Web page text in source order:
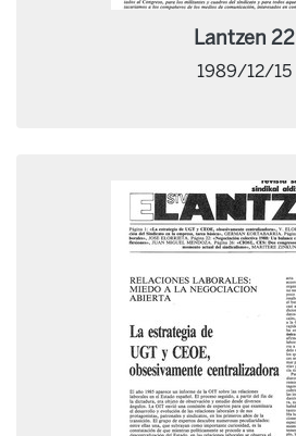
Lantzen 22
1989/12/15